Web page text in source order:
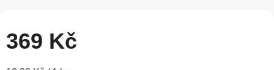
369 Kč